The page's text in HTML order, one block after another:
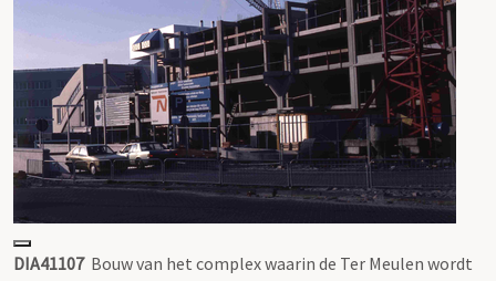
DIA41107 Bouw van het complex waarin de Ter Meulen wordt